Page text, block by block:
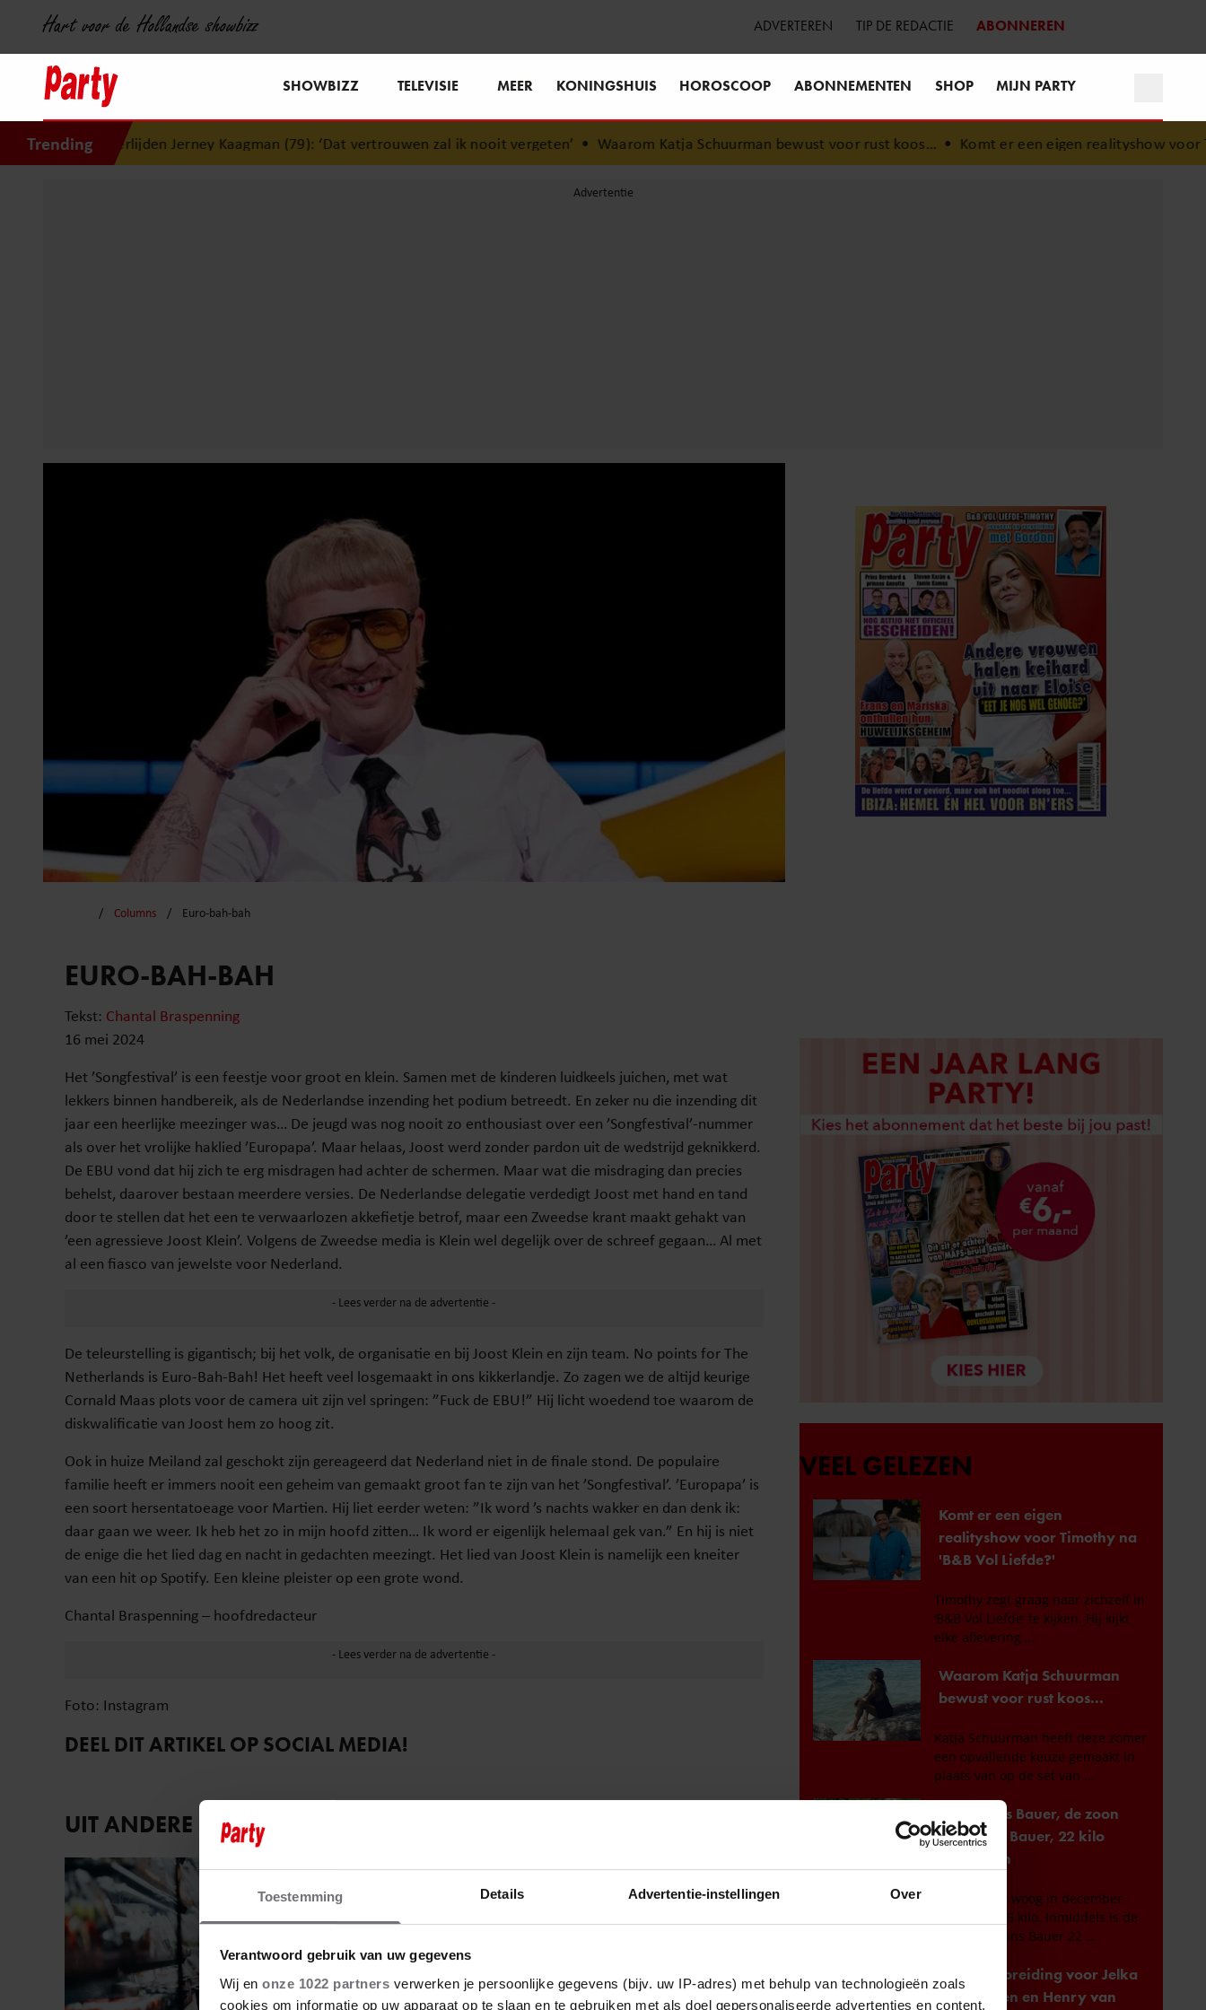
Toestemming Details Advertentie-instellingen Over
Verantwoord gebruik van uw gegevens
Wij en onze 1022 partners verwerken je persoonlijke gegevens (bijv. uw IP-adres) met behulp van technologieën zoals
cookies om informatie op uw apparaat op te slaan en te gebruiken met als doel gepersonaliseerde advertenties en content,
Hart voor de Hollandse showbizz ADVERTEREN TIP DE REDACTIE ABONNEREN
SHOWBIZZ TELEVISIE MEER KONINGSHUIS HOROSCOOP ABONNEMENTEN SHOP MIJN PARTY
TrendingJerney Kaagman (79): ‘Dat vertrouwen zal ik nooit vergeten’•Waarom Katja Schuurman bewust voor rust koos…• Komt er een eigen realityshow voor Timothy na
Columns Euro-bah-bah
EURO-BAH-BAH
Tekst: Chantal Braspenning
16 mei 2024
Het ’Songfestival’ is een feestje voor groot en klein. Samen met de kinderen luidkeels juichen, met wat
lekkers binnen handbereik, als de Nederlandse inzending het podium betreedt. En zeker nu die inzending dit
jaar een heerlijke meezinger was… De jeugd was nog nooit zo enthousiast over een ’Songfestival’-nummer
als over het vrolijke haklied ’Europapa’. Maar helaas, Joost werd zonder pardon uit de wedstrijd geknikkerd.
De EBU vond dat hij zich te erg misdragen had achter de schermen. Maar wat die misdraging dan precies
behelst, daarover bestaan meerdere versies. De Nederlandse delegatie verdedigt Joost met hand en tand
door te stellen dat het een te verwaarlozen akkefietje betrof, maar een Zweedse krant maakt gehakt van
’een agressieve Joost Klein’. Volgens de Zweedse media is Klein wel degelijk over de schreef gegaan… Al met
al een fiasco van jewelste voor Nederland.
De teleurstelling is gigantisch; bij het volk, de organisatie en bij Joost Klein en zijn team. No points for The
Netherlands is Euro-Bah-Bah! Het heeft veel losgemaakt in ons kikkerlandje. Zo zagen we de altijd keurige
Cornald Maas plots voor de camera uit zijn vel springen: ”Fuck de EBU!” Hij licht woedend toe waarom de
diskwalificatie van Joost hem zo hoog zit.
Ook in huize Meiland zal geschokt zijn gereageerd dat Nederland niet in de finale stond. De populaire
familie heeft er immers nooit een geheim van gemaakt groot fan te zijn van het ’Songfestival’. ’Europapa’ is
een soort hersentatoeage voor Martien. Hij liet eerder weten: ”Ik word ’s nachts wakker en dan denk ik:
daar gaan we weer. Ik heb het zo in mijn hoofd zitten… Ik word er eigenlijk helemaal gek van.” En hij is niet
de enige die het lied dag en nacht in gedachten meezingt. Het lied van Joost Klein is namelijk een kneiter
van een hit op Spotify. Een kleine pleister op een grote wond.
Chantal Braspenning – hoofdredacteur
Foto: Instagram
DEEL DIT ARTIKEL OP SOCIAL MEDIA!
UIT ANDERE MEDIA
Sante Vriendin